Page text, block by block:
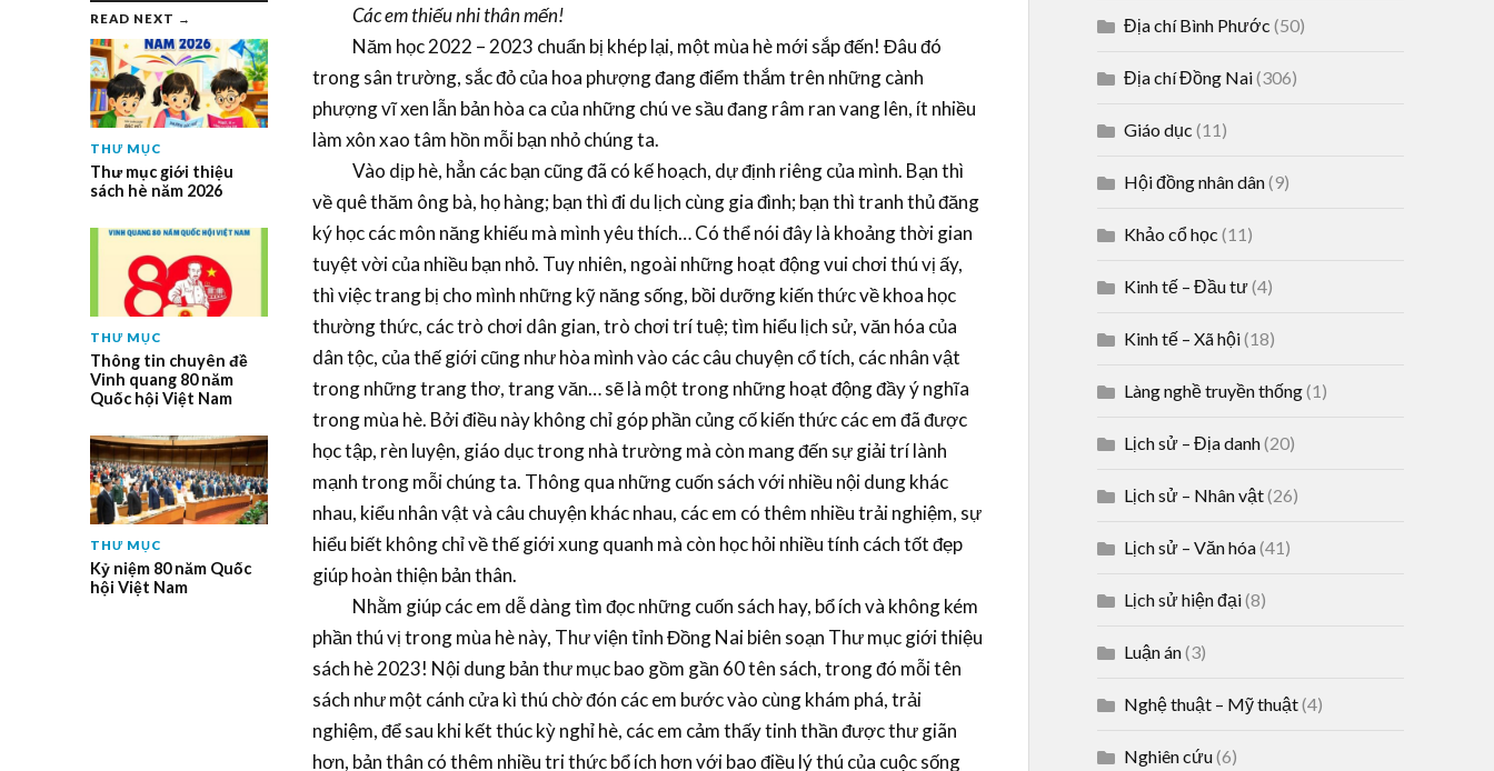
READ NEXT →
THƯ MỤC
Thư mục giới thiệu
sách hè năm 2026
THƯ MỤC
Thông tin chuyên đề
Vinh quang 80 năm
Quốc hội Việt Nam
THƯ MỤC
Kỷ niệm 80 năm Quốc
hội Việt Nam
Các em thiếu nhi thân mến!
Năm học 2022 – 2023 chuẩn bị khép lại, một mùa hè mới sắp đến! Đâu đó
trong sân trường, sắc đỏ của hoa phượng đang điểm thắm trên những cành
phượng vĩ xen lẫn bản hòa ca của những chú ve sầu đang râm ran vang lên, ít nhiều
làm xôn xao tâm hồn mỗi bạn nhỏ chúng ta.
Vào dịp hè, hẳn các bạn cũng đã có kế hoạch, dự định riêng của mình. Bạn thì
về quê thăm ông bà, họ hàng; bạn thì đi du lịch cùng gia đình; bạn thì tranh thủ đăng
ký học các môn năng khiếu mà mình yêu thích… Có thể nói đây là khoảng thời gian
tuyệt vời của nhiều bạn nhỏ. Tuy nhiên, ngoài những hoạt động vui chơi thú vị ấy,
thì việc trang bị cho mình những kỹ năng sống, bồi dưỡng kiến thức về khoa học
thường thức, các trò chơi dân gian, trò chơi trí tuệ; tìm hiểu lịch sử, văn hóa của
dân tộc, của thế giới cũng như hòa mình vào các câu chuyện cổ tích, các nhân vật
trong những trang thơ, trang văn… sẽ là một trong những hoạt động đầy ý nghĩa
trong mùa hè. Bởi điều này không chỉ góp phần củng cố kiến thức các em đã được
học tập, rèn luyện, giáo dục trong nhà trường mà còn mang đến sự giải trí lành
mạnh trong mỗi chúng ta. Thông qua những cuốn sách với nhiều nội dung khác
nhau, kiểu nhân vật và câu chuyện khác nhau, các em có thêm nhiều trải nghiệm, sự
hiểu biết không chỉ về thế giới xung quanh mà còn học hỏi nhiều tính cách tốt đẹp
giúp hoàn thiện bản thân.
Nhằm giúp các em dễ dàng tìm đọc những cuốn sách hay, bổ ích và không kém
phần thú vị trong mùa hè này, Thư viện tỉnh Đồng Nai biên soạn Thư mục giới thiệu
sách hè 2023! Nội dung bản thư mục bao gồm gần 60 tên sách, trong đó mỗi tên
sách như một cánh cửa kì thú chờ đón các em bước vào cùng khám phá, trải
nghiệm, để sau khi kết thúc kỳ nghỉ hè, các em cảm thấy tinh thần được thư giãn
hơn, bản thân có thêm nhiều tri thức bổ ích hơn với bao điều lý thú của cuộc sống
Địa chí Bình Phước (50)
Địa chí Đồng Nai(306)
Giáo dục (11)
Hội đồng nhân dân(9)
Khảo cổ học (11)
Kinh tế – Đầu tư(4)
Kinh tế – Xã hội(18)
Làng nghề truyền thống(1)
Lịch sử – Địa danh(20)
Lịch sử – Nhân vật(26)
Lịch sử – Văn hóa(41)
Lịch sử hiện đại(8)
Luận án(3)
Nghệ thuật – Mỹ thuật(4)
Nghiên cứu(6)